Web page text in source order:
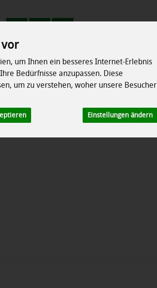
vor
um Ihnen ein besseres Internet-Erlebnis
Bedürfnisse anzupassen. Diese
um zu verstehen, woher unsere Besucher
Einstellungen ändern
Info